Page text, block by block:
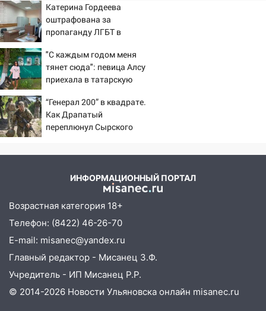
11:20
Ульяновская шахматистка
Валерия Клейменова выиграла два
золота в составе сборной мира
11:16
В Ульяновске открыли памятную
доску декабристу Кондратию Рылееву
10:40
нашли потерявшегося в заброшенных
садах 79-летнего мужчину
10:26
временно отключили холодную воду
В Ульяновске двоих участников
коррупционной схемы при ЦГКБ
отправили в колонию на 7 и 8 лет
09:52 Ночью беспилотники сбили над
соседними Татарстаном и Саратовской
областью
09:41 Диана Шурыгина уверовала в
Бога в СИЗО
Катерина Гордеева
оштрафована за
пропаганду ЛГБТ в
Вести.ru
"С каждым годом меня
тянет сюда": певица Алсу
приехала в татарскую
детство 07/08/2026 –
Новости
“Генерал 200” в квадрате.
Как Драпатый
переплюнул Сырского
ИНФОРМАЦИОННЫЙ ПОРТАЛ
Возрастная категория 18+
Телефон: (8422) 46-26-70
E-mail: misanec@yandex.ru
Главный редактор - Мисанец З.Ф.
Учредитель - ИП Мисанец Р.Р.
© 2014-2026 Новости Ульяновска онлайн misanec.ru